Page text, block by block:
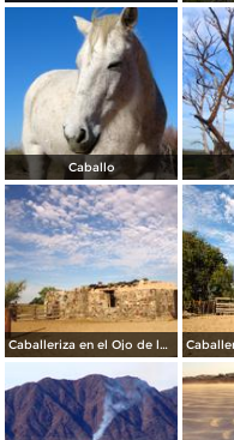
Caballo
Caballeriza en el Ojo de la Casa